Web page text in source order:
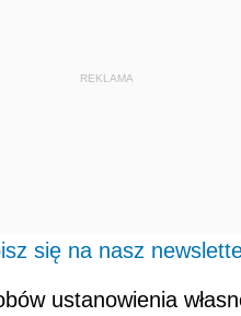
REKLAMA
się na nasz
ustanowienia